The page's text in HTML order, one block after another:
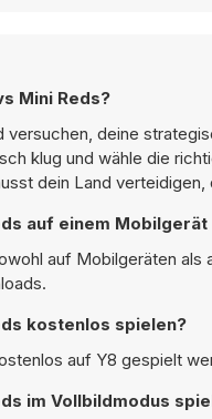
Mini Reds?
versuchen, deine
klug und wähle die
dein Land
auf einem
auf Mobilgeräten
kostenlos spielen?
auf Y8 gespielt
im Vollbildmodus